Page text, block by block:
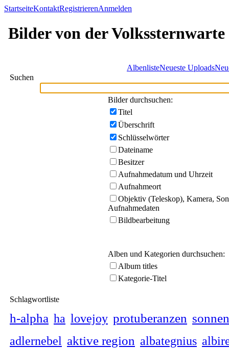
StartseiteKontaktRegistrierenAnmelden
Bilder von der Volkssternwarte
AlbenlisteNeueste Uploads
Suchen
Bilder durchsuchen:
Titel
Überschrift
Schlüsselwörter
Dateiname
Besitzer
Aufnahmedatum und Uhrzeit
Aufnahmeort
Objektiv (Teleskop), Kamera,
Aufnahmedaten
Bildbearbeitung
Alben und Kategorien durchsuchen:
Album titles
Kategorie-Titel
Schlagwortliste
h-alpha ha lovejoy protuberanzen
adlernebel aktive region albategnius